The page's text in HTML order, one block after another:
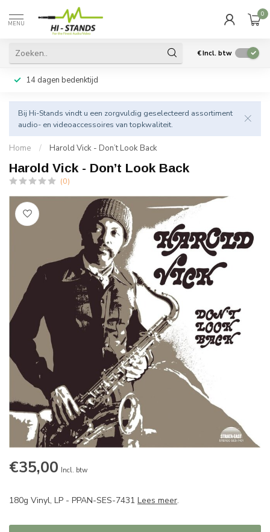
MENU
0
€Incl. btw
14 dagen bedenktijd
Bij Hi-Stands vindt u een zorgvuldig geselecteerd assortiment
audio- en videoaccessoires van topkwaliteit.
Home / Harold Vick - Don’t Look Back
Harold Vick - Don’t Look Back
(0)
€35,00 Incl. btw
180g Vinyl, LP - PPAN-SES-7431 Lees meer.